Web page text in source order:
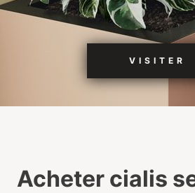
VISITER
Acheter cialis